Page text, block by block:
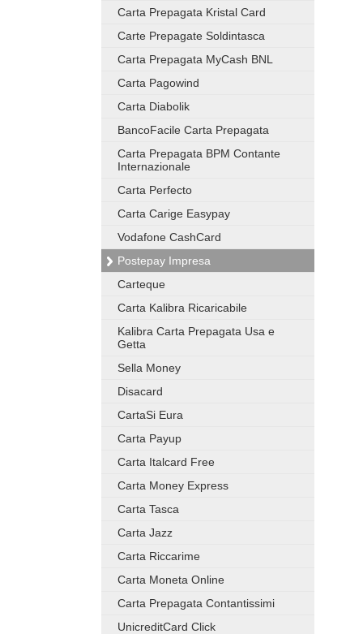
Carta Prepagata Kristal Card
Carte Prepagate Soldintasca
Carta Prepagata MyCash BNL
Carta Pagowind
Carta Diabolik
BancoFacile Carta Prepagata
Carta Prepagata BPM Contante
Internazionale
Carta Perfecto
Carta Carige Easypay
Vodafone CashCard
Postepay Impresa
Carteque
Carta Kalibra Ricaricabile
Kalibra Carta Prepagata Usa e
Getta
Sella Money
Disacard
CartaSi Eura
Carta Payup
Carta Italcard Free
Carta Money Express
Carta Tasca
Carta Jazz
Carta Riccarime
Carta Moneta Online
Carta Prepagata Contantissimi
UnicreditCard Click